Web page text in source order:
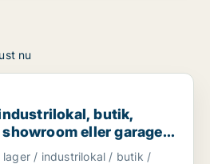
nu
butik, restauranglokal,
butik,
eller garage
/ industrilokal / butik /